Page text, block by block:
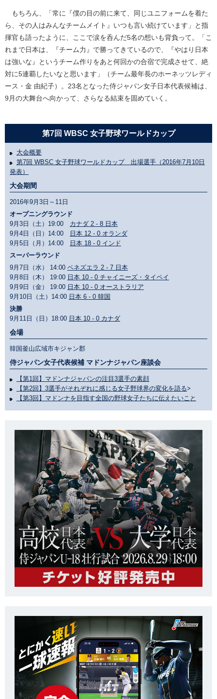
もちろん、「常に『僕の目の前に来て、同じユニフォームを着た
ら、その人はみんなチームメイト』いつも言い続けています」と指
揮官も語ったように、ここで涙を呑んだ5名の想いも背負って。「こ
れまで日本は、『チーム力』で勝ってきているので、『やはり日本
は強いな』というチーム作りをあと何回かの合宿で完成させて、絶
対に5連覇したいなと思います」（チーム最年長のホーネッツレディ
ース・金 由紀子）。23名となった侍ジャパン女子日本代表候補は、
9月の大舞台へ向かって、さらなる結束を固めていく。
第7回 WBSC 女子野球ワールドカップ
大会概要
第7回 WBSC 女子野球ワールドカップ 出場選手（2016年7月10日
発表）
大会期間
2016年9月3日～11日
オープニングラウンド
9月3日（土）19:00 カナダ 2 - 8 日本
9月4日（日）14:00
日本 12 - 0 オランダ
9月5日（月）14:00
日本 18 - 0 インド
スーパーラウンド
9月7日（水） 14:00 ベネズエラ 2 - 7 日本
9月8日（木） 19:00 日本 10 - 0 チャイニーズ・タイペイ
9月9日（金） 19:00 日本 10 - 0 オーストラリア
9月10日（土）14:00 日本 6 - 0 韓国
決勝
9月11日（日）18:00 日本 10 - 0 カナダ
会場
韓国釜山広域市キジャン郡
侍ジャパン女子代表候補 マドンナジャパン座談会
【第1回】マドンナジャパンの注目3選手の素顔
【第2回】3選手がそれぞれに感じる女子野球界の変化を語る>
【第3回】マドンナを目指す全国の野球女子たちに伝えたいこと